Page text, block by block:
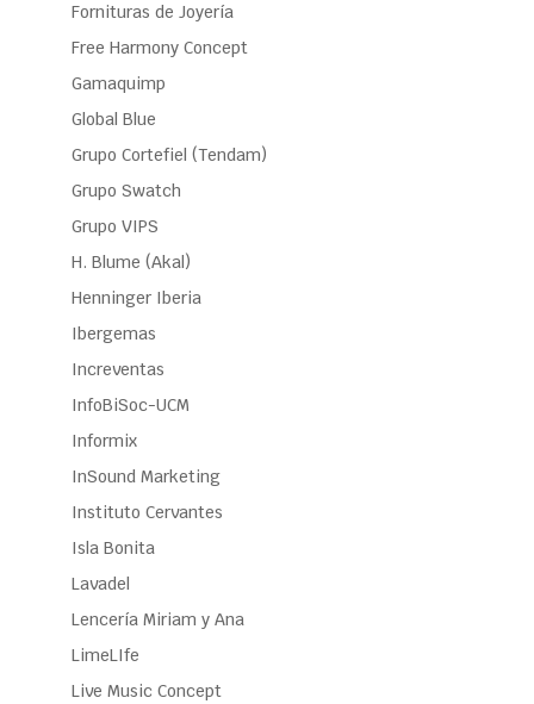
Fornituras de Joyería
Free Harmony Concept
Gamaquimp
Global Blue
Grupo Cortefiel (Tendam)
Grupo Swatch
Grupo VIPS
H. Blume (Akal)
Henninger Iberia
Ibergemas
Increventas
InfoBiSoc-UCM
Informix
InSound Marketing
Instituto Cervantes
Isla Bonita
Lavadel
Lencería Miriam y Ana
LimeLIfe
Live Music Concept